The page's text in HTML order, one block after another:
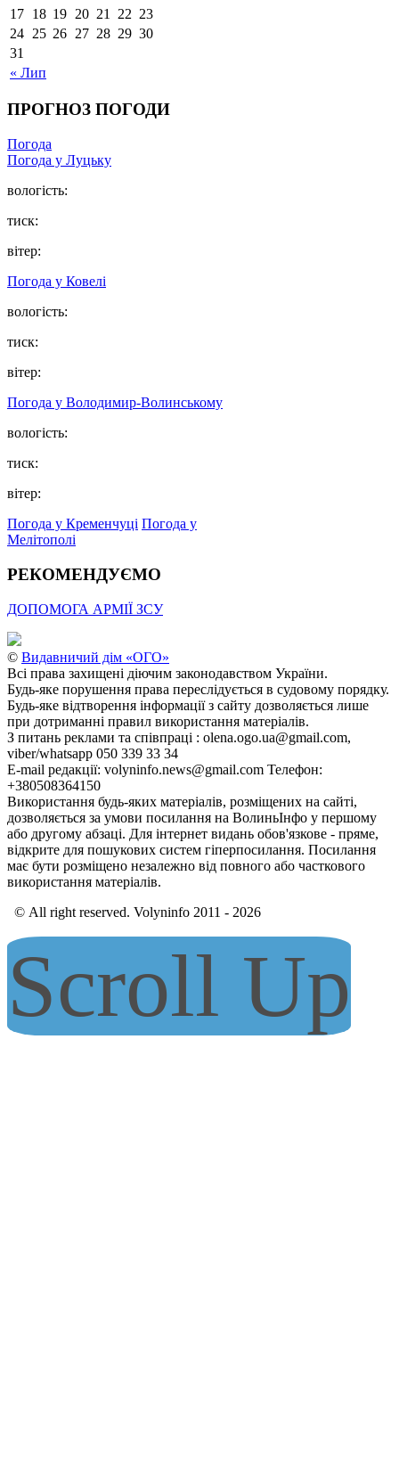
« Лип
17 18 19 20 21 22 23
24 25 26 27 28 29 30
31
ПРОГНОЗ ПОГОДИ
Погода
Погода у Луцьку
вологість:
тиск:
вітер:
Погода у Ковелі
вологість:
тиск:
вітер:
Погода у Володимир-Волинському
вологість:
тиск:
вітер:
Погода у Кременчуці Погода у
Мелітополі
РЕКОМЕНДУЄМО
ДОПОМОГА АРМІЇ ЗСУ
© Видавничий дім «ОГО»
Всі права захищені діючим законодавством України.
Будь-яке порушення права переслідується в судовому порядку.
Будь-яке відтворення інформації з сайту дозволяється лише
при дотриманні правил використання матеріалів.
З питань реклами та співпраці : olena.ogo.ua@gmail.com,
viber/whatsapp 050 339 33 34
E-mail редакції: volyninfo.news@gmail.com Телефон:
+380508364150
Використання будь-яких матеріалів, розміщених на сайті,
дозволяється за умови посилання на ВолиньІнфо у першому
або другому абзаці. Для інтернет видань обов'язкове - пряме,
відкрите для пошукових систем гіперпосилання. Посилання
має бути розміщено незалежно від повного або часткового
використання матеріалів.
© All right reserved. Volyninfo 2011 - 2026
Scroll Up